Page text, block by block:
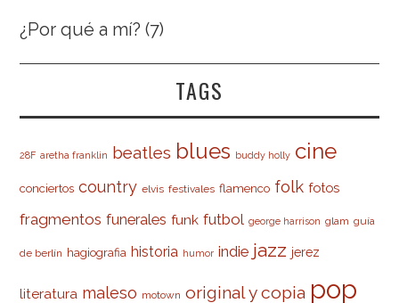
¿Por qué a mí? (7)
TAGS
28F aretha franklin beatles blues buddy holly cine
conciertos country elvis festivales flamenco folk fotos
fragmentos funerales funk futbol george harrison glam guía
de berlín hagiografia historia humor indie jazz jerez
literatura maleso motown original y copia pop